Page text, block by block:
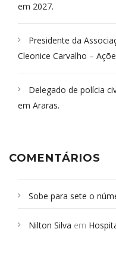
em 2027.
Presidente da
Cleonice Carvalho –
Delegado de polícia
em Araras.
COMENTÁRIOS
Sobe para sete o
Campoformosenses que
Nilton Silva em